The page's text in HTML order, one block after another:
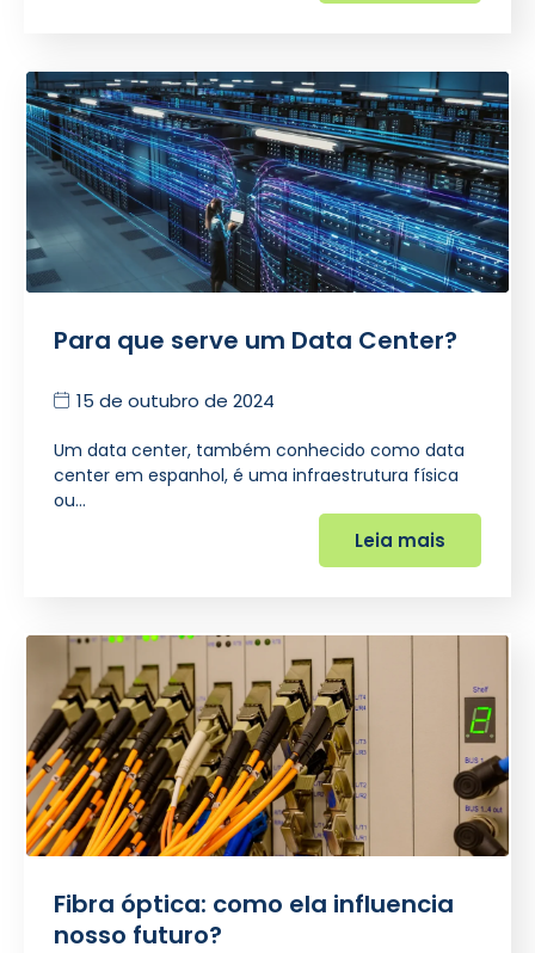
Para que serve um Data Center?
15 de outubro de 2024
Um data center, também conhecido como data
center em espanhol, é uma infraestrutura física
ou…
Leia mais
Fibra óptica: como ela influencia
nosso futuro?